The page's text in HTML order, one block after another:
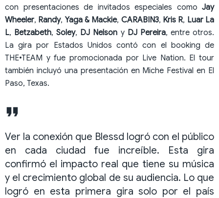
con presentaciones de invitados especiales como Jay
Wheeler, Randy, Yaga & Mackie, CARABIN3, Kris R, Luar La
L, Betzabeth,Soley, DJ Nelson y DJ Pereira, entre otros.
La gira por Estados Unidos contó con el booking de
THE•TEAM y fue promocionada por Live Nation. El tour
también incluyó una presentación en Miche Festival en El
Paso, Texas.
Ver la conexión que Blessd logró con el público
en cada ciudad fue increíble. Esta gira
confirmó el impacto real que tiene su música
y el crecimiento global de su audiencia. Lo que
logró en esta primera gira solo por el país